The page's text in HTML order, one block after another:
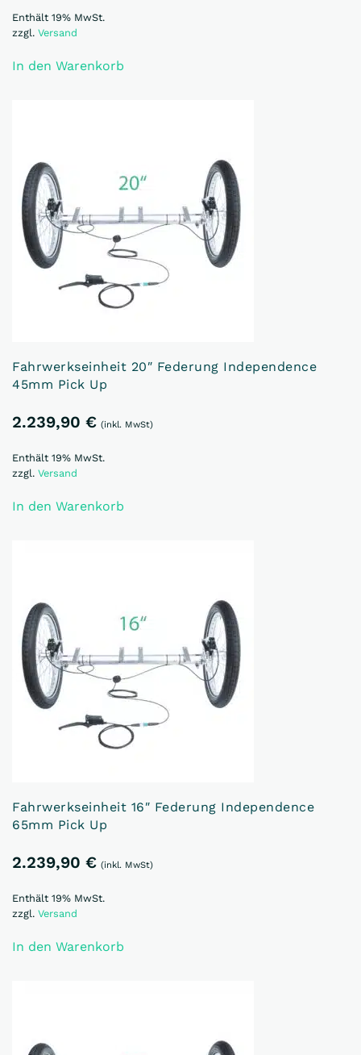
Enthält 19% MwSt.
zzgl. Versand
In den Warenkorb
Fahrwerkseinheit 20″ Federung Independence
45mm Pick Up
2.239,90 € (inkl. MwSt)
Enthält 19% MwSt.
zzgl. Versand
In den Warenkorb
Fahrwerkseinheit 16″ Federung Independence
65mm Pick Up
2.239,90 € (inkl. MwSt)
Enthält 19% MwSt.
zzgl. Versand
In den Warenkorb